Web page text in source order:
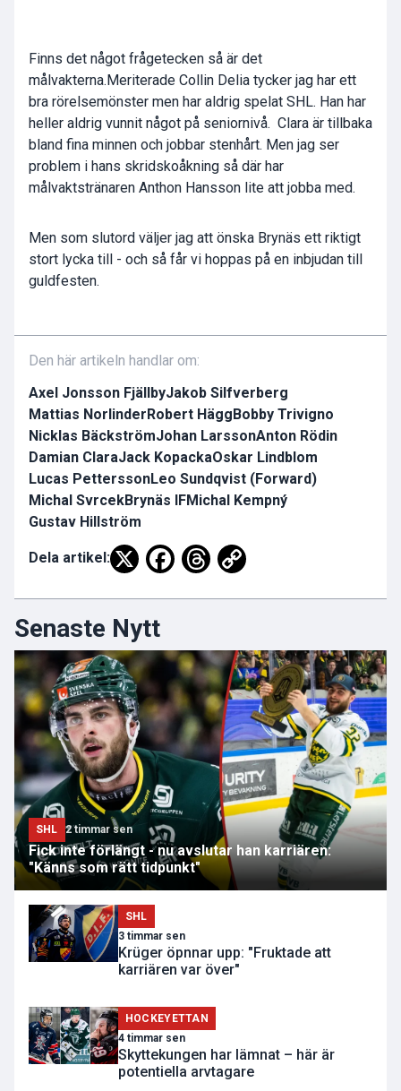
Finns det något frågetecken så är det
målvakterna.Meriterade Collin Delia tycker jag har ett
bra rörelsemönster men har aldrig spelat SHL. Han har
heller aldrig vunnit något på seniornivå. Clara är tillbaka
bland fina minnen och jobbar stenhårt. Men jag ser
problem i hans skridskoåkning så där har
målvaktstränaren Anthon Hansson lite att jobba med.
Men som slutord väljer jag att önska Brynäs ett riktigt
stort lycka till - och så får vi hoppas på en inbjudan till
guldfesten.
Den här artikeln handlar om:
Axel Jonsson FjällbyJakob Silfverberg
Mattias Norlinder Robert Hägg Bobby Trivigno
Nicklas BäckströmJohan LarssonAnton Rödin
Damian ClaraJack KopackaOskar Lindblom
Lucas PetterssonLeo Sundqvist (Forward)
Michal SvrcekBrynäs IFMichal Kempný
Gustav Hillström
Dela artikel:
Senaste Nytt
SHL 2 timmar sen
Fick inte förlängt - nu avslutar han karriären:
"Känns som rätt tidpunkt"
SHL
3 timmar sen
Krüger öpnnar upp: "Fruktade att
karriären var över"
HOCKEYETTAN
4 timmar sen
Skyttekungen har lämnat – här är
potentiella arvtagare